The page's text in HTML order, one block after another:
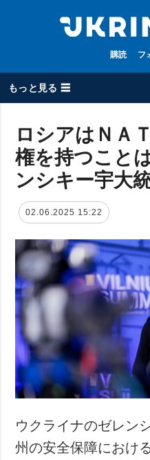
購読 フ
もっと見る ☰
全てのトピック
戦争
政治
経済・復興
防衛
社会・文化
スポーツ
犯罪
事故・緊急事態
追加
特集
インタビュー
写真
ロシアはＮＡ
権を持つこと
ンシキー宇大
02.06.2025 15:22
ウクライナのゼレン
州の安全保障におけ